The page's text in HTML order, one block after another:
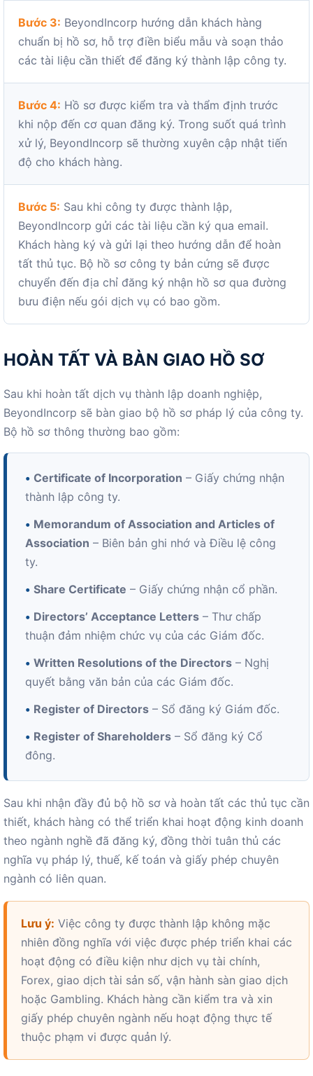
Bước 3: BeyondIncorp hướng dẫn khách hàng
chuẩn bị hồ sơ, hỗ trợ điền biểu mẫu và soạn thảo
các tài liệu cần thiết để đăng ký thành lập công ty.
Bước 4: Hồ sơ được kiểm tra và thẩm định trước
khi nộp đến cơ quan đăng ký. Trong suốt quá trình
xử lý, BeyondIncorp sẽ thường xuyên cập nhật tiến
độ cho khách hàng.
Bước 5: Sau khi công ty được thành lập,
BeyondIncorp gửi các tài liệu cần ký qua email.
Khách hàng ký và gửi lại theo hướng dẫn để hoàn
tất thủ tục. Bộ hồ sơ công ty bản cứng sẽ được
chuyển đến địa chỉ đăng ký nhận hồ sơ qua đường
bưu điện nếu gói dịch vụ có bao gồm.
HOÀN TẤT VÀ BÀN GIAO HỒ SƠ
Sau khi hoàn tất dịch vụ thành lập doanh nghiệp,
BeyondIncorp sẽ bàn giao bộ hồ sơ pháp lý của công ty.
Bộ hồ sơ thông thường bao gồm:
• Certificate of Incorporation – Giấy chứng nhận
thành lập công ty.
• Memorandum of Association and Articles of
Association – Biên bản ghi nhớ và Điều lệ công
ty.
• Share Certificate – Giấy chứng nhận cổ phần.
• Directors’ Acceptance Letters – Thư chấp
thuận đảm nhiệm chức vụ của các Giám đốc.
• Written Resolutions of the Directors – Nghị
quyết bằng văn bản của các Giám đốc.
• Register of Directors – Sổ đăng ký Giám đốc.
• Register of Shareholders – Sổ đăng ký Cổ
đông.
Sau khi nhận đầy đủ bộ hồ sơ và hoàn tất các thủ tục cần
thiết, khách hàng có thể triển khai hoạt động kinh doanh
theo ngành nghề đã đăng ký, đồng thời tuân thủ các
nghĩa vụ pháp lý, thuế, kế toán và giấy phép chuyên
ngành có liên quan.
Lưu ý: Việc công ty được thành lập không mặc
nhiên đồng nghĩa với việc được phép triển khai các
hoạt động có điều kiện như dịch vụ tài chính,
Forex, giao dịch tài sản số, vận hành sàn giao dịch
hoặc Gambling. Khách hàng cần kiểm tra và xin
giấy phép chuyên ngành nếu hoạt động thực tế
thuộc phạm vi được quản lý.